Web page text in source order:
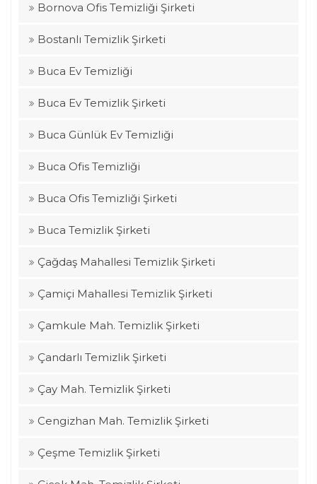
Bornova Ofis Temizliği Şirketi
Bostanlı Temizlik Şirketi
Buca Ev Temizliği
Buca Ev Temizlik Şirketi
Buca Günlük Ev Temizliği
Buca Ofis Temizliği
Buca Ofis Temizliği Şirketi
Buca Temizlik Şirketi
Çağdaş Mahallesi Temizlik Şirketi
Çamiçi Mahallesi Temizlik Şirketi
Çamkule Mah. Temizlik Şirketi
Çandarlı Temizlik Şirketi
Çay Mah. Temizlik Şirketi
Cengizhan Mah. Temizlik Şirketi
Çeşme Temizlik Şirketi